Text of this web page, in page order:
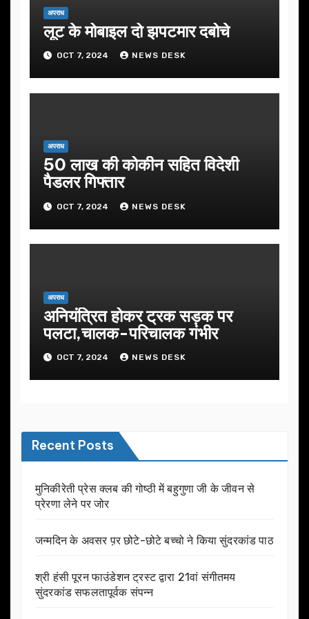
अपराध
लूट के मोबाइल दो झपटमार दबोचे
OCT 7, 2024 NEWS DESK
अपराध
50 लाख की कोकीन सहित विदेशी
पैडलर गिफ्तार
OCT 7, 2024 NEWS DESK
अपराध
अनियंत्रित होकर ट्रक सड़क पर
पलटा,चालक-परिचालक गंभीर
OCT 7, 2024 NEWS DESK
Recent Posts
मुनिकीरेती प्रेस क्लब की गोष्ठी में बहुगुणा जी के जीवन से
प्रेरणा लेने पर जोर
जन्मदिन के अवसर प़र छोटे-छोटे बच्चो ने किया सुंदरकांड पाठ
श्री हंसी पूरन फाउंडेशन ट्रस्ट द्वारा 21वां संगीतमय
सुंदरकांड सफलतापूर्वक संपन्न